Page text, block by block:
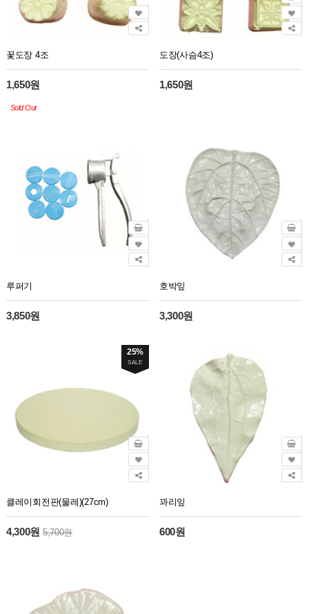
꽃도장 4조
1,650원
Sold Out
도장(사슴4조)
1,650원
루퍼기
3,850원
호박잎
3,300원
25%
SALE
클레이회전판(물레)(27cm)
4,300원 5,700원
꽈리잎
600원